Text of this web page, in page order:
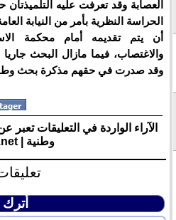
العصابة وقد تعرفت عليه
الحراسة النظرية بأمر من النيابة
أن يتم تقديمه أمام محكمة
والاغتصاب، فيما مازال البحث
وقد صدرت في حقهم مذكرة بحث
الآراء الواردة في التعليقات
وطنية | orientplus.net